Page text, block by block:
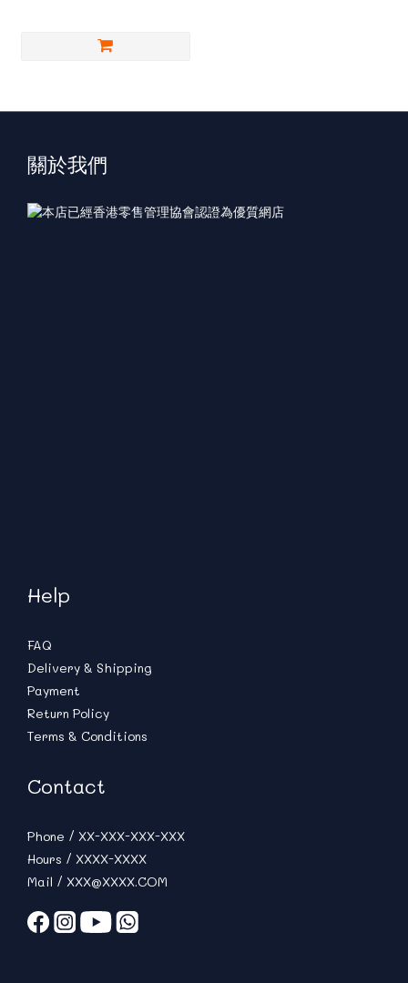
關於我們
Help
FAQ
Delivery & Shipping
Payment
Return Policy
Terms & Conditions
Contact
Phone / XX-XXX-XXX-XXX
Hours / XXXX-XXXX
Mail / XXX@XXXX.COM